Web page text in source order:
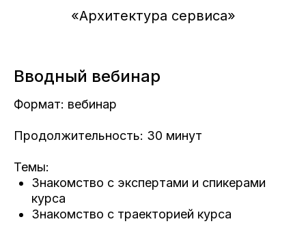
«Архитектура сервиса»
Вводный вебинар
Формат: вебинар
Продолжительность: 30 минут
Темы:
Знакомство с экспертами и спикерами
курса
Знакомство с траекторией курса